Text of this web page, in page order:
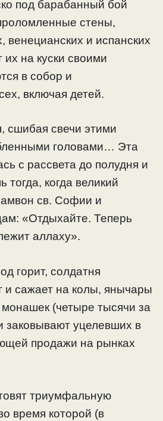
под барабанный бой
стены,
венецианских и испанских
их на куски своими
в собор и
включая детей.
сшибая свечи этими
головами… Эта
с рассвета до полудня и
тогда, когда великий
св. Софии и
«Отдыхайте. Теперь
аллаху».
горит, солдатня
и сажает на колы, янычары
(четыре тысячи за
заковывают уцелевших в
продажи на рынках
триумфальную
время которой (в